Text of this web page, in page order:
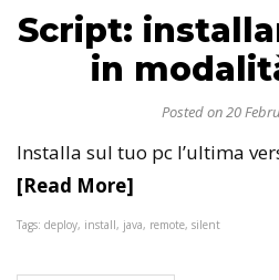
Script:
in
Posted on 20
Installa sul tuo pc l’ultima
[Read More]
Tags: deploy, install, java, remote, silent